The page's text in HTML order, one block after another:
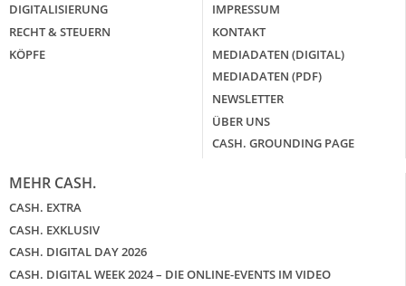
DIGITALISIERUNG
RECHT & STEUERN
KÖPFE
IMPRESSUM
KONTAKT
MEDIADATEN (DIGITAL)
MEDIADATEN (PDF)
NEWSLETTER
ÜBER UNS
CASH. GROUNDING PAGE
MEHR CASH.
CASH. EXTRA
CASH. EXKLUSIV
CASH. DIGITAL DAY 2026
CASH. DIGITAL WEEK 2024 – DIE ONLINE-EVENTS IM VIDEO